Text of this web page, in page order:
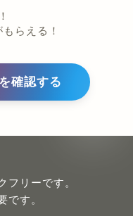
らえる！
確認する
フリーです。
です。